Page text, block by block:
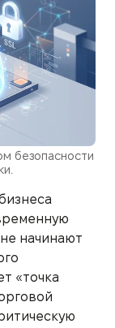
безопасности
начинают
«точка